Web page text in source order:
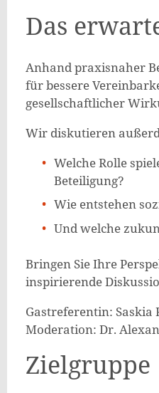
Das
Anhand praxisnaher
für bessere
gesellschaftlicher
Wir diskutieren
Welche Rolle
Beteiligung?
Wie entstehen
Und welche
Bringen Sie Ihre
inspirierende
Gastreferentin:
Moderation: Dr.
Zielgruppe